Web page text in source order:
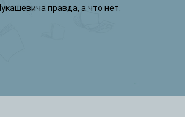
правда, а что нет.